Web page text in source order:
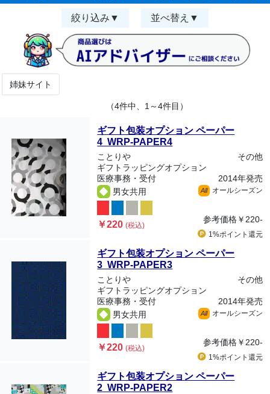
絞り込み 並べ替え
姉妹サイト
（4件中、1～4件目）
ギフト包装オプション ペーパー
4 WRP-PAPER4
ことりや
その他
ギフトラッピングオプション
医療事務・受付
2014年発売
男女共用
All オールシーズン
￥220(税込)
参考価格￥220-
1%ポイント 還元
ギフト包装オプション ペーパー
3 WRP-PAPER3
ことりや
その他
ギフトラッピングオプション
医療事務・受付
2014年発売
男女共用
All オールシーズン
￥220(税込)
参考価格￥220-
1%ポイント 還元
ギフト包装オプション ペーパー
2 WRP-PAPER2